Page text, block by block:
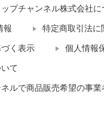
プチャンネル株式会社に
報 特定商取引法に
く表示 個人情報
て
ルで商品販売希望の事業